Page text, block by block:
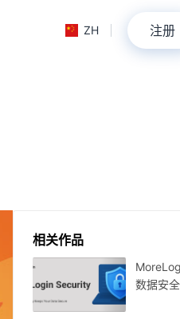
ZH 注册
相关作品
数据安全